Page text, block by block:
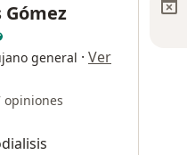
Gómez
general · Ver
opiniones